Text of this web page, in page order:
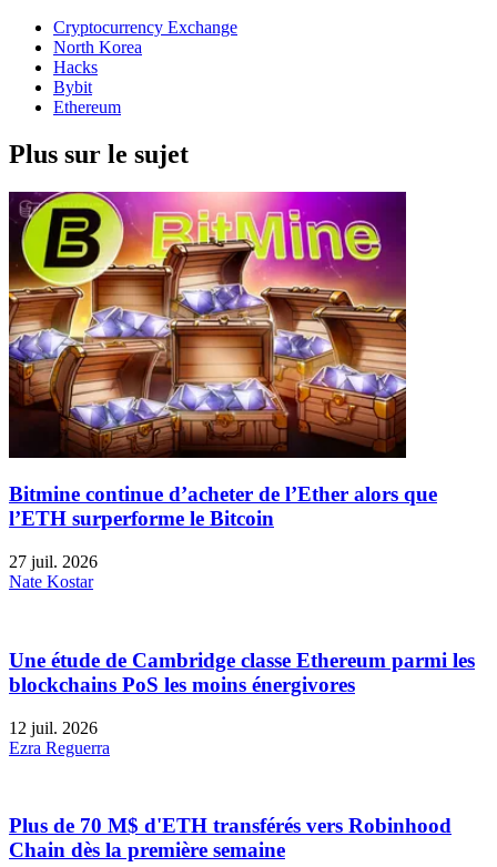
Cryptocurrency Exchange
North Korea
Hacks
Bybit
Ethereum
Plus sur le sujet
Bitmine continue d’acheter de l’Ether alors que
l’ETH surperforme le Bitcoin
27 juil. 2026
Nate Kostar
Une étude de Cambridge classe Ethereum parmi les
blockchains PoS les moins énergivores
12 juil. 2026
Ezra Reguerra
Plus de 70 M$ d'ETH transférés vers Robinhood
Chain dès la première semaine